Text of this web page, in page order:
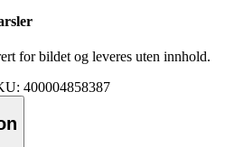
for bildet og leveres uten innhold.
400004858387